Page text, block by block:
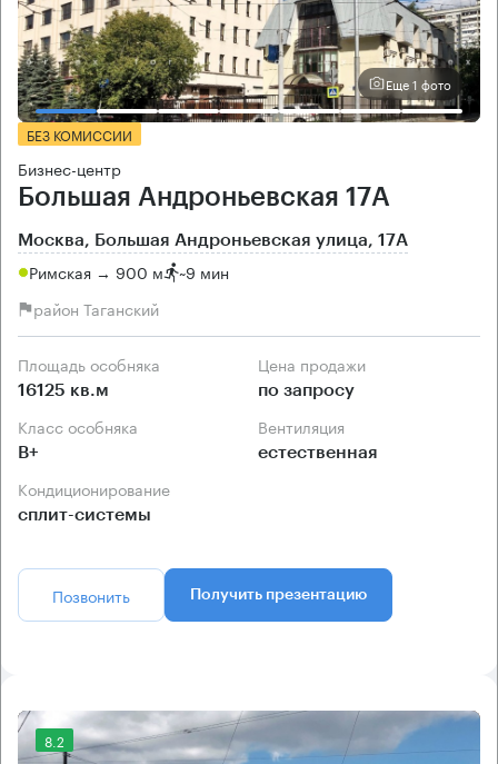
Еще 1 фото
БЕЗ КОМИССИИ
Бизнес-центр
Большая Андроньевская 17А
Москва, Большая Андроньевская улица, 17А
Римская → 900 м ~9 мин
район Таганский
Площадь особняка
16125 кв.м
Цена продажи
по запросу
Класс особняка
B+
Вентиляция
естественная
Кондиционирование
сплит-системы
Позвонить Получить презентацию
8.2